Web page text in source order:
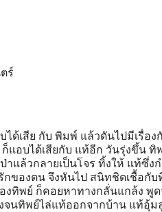
ร์
ได้เสีย กับ พิมพ์ แล้วดันไปมีเรื่อ
ก็แอบได้เสียกับ แท้อีก วันรุ่งขึ้น
ป่าแล้วกลายเป็นโจร ทิ้งให้ แท้ซึ่
กของตน จึงหันไป สนิทชิดเชื้อกั
ทิพย์ ก็คอยหาทางกลั่นแกล้ง พูด
จนทิพย์ไล่แท้ออกจากบ้าน แท้อุ้ม